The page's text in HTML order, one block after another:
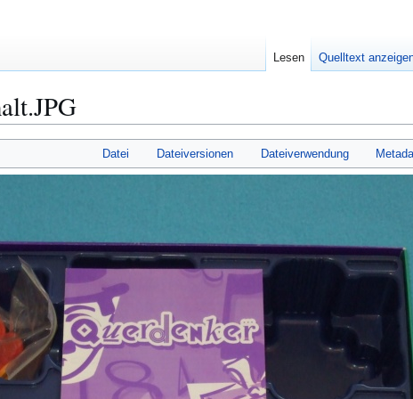
Datei Dateiversionen Dateiverwendung
Lesen Quelltext